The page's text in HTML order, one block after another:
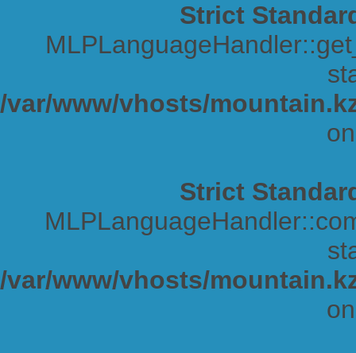
Strict
/var/www/vhosts/
Strict
/var/www/vhosts/